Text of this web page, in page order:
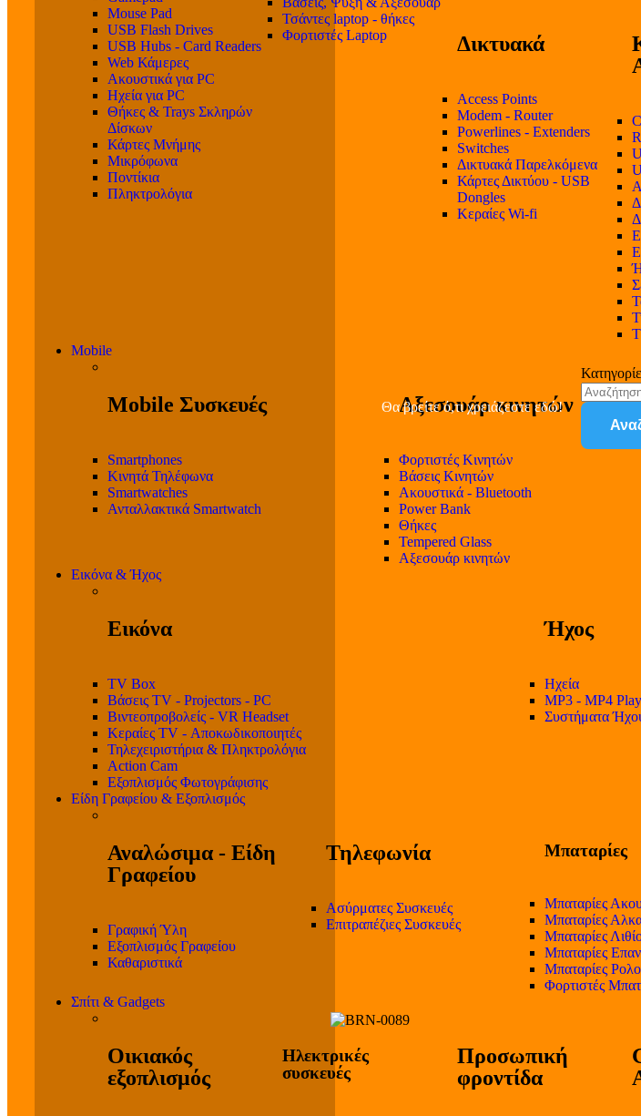
Mouse Pad
USB Flash Drives
USB Hubs - Card Readers
Web Κάμερες
Ακουστικά για PC
Ηχεία για PC
Θήκες & Trays Σκληρών
Δίσκων
Κάρτες Μνήμης
Μικρόφωνα
Ποντίκια
Πληκτρολόγια
Τσάντες laptop - θήκες
Φορτιστές Laptop
Δικτυακά
Access Points
Modem - Router
Powerlines - Extenders
Switches
Δικτυακά Παρελκόμενα
Κάρτες Δικτύου - USB
Dongles
Κεραίες Wi-fi
Mobile
Mobile Συσκευές
Smartphones
Κινητά Τηλέφωνα
Smartwatches
Ανταλλακτικά Smartwatch
Αξεσουάρ κινητών
Φορτιστές Κινητών
Βάσεις Κινητών
Ακουστικά - Bluetooth
Power Bank
Θήκες
Tempered Glass
Αξεσουάρ κινητών
Εικόνα & Ήχος
Εικόνα
TV Box
Βάσεις TV - Projectors - PC
Βιντεοπροβολείς - VR Headset
Κεραίες TV - Αποκωδικοποιητές
Τηλεχειριστήρια & Πληκτρολόγια
Action Cam
Εξοπλισμός Φωτογράφισης
Ήχος
Ηχεία
MP3 - MP4
Συστήματα
Είδη Γραφείου & Εξοπλισμός
Αναλώσιμα - Είδη
Γραφείου
Γραφική Ύλη
Εξοπλισμός Γραφείου
Καθαριστικά
Τηλεφωνία
Ασύρματες Συσκευές
Επιτραπέζιες Συσκευές
Μπαταρίες
Μπαταρίες
Μπαταρίες
Μπαταρίες
Μπαταρίες
Μπαταρίες
Φορτιστές
Σπίτι & Gadgets
Οικιακός
εξοπλισμός
Ηλεκτρικές
συσκευές
Προσωπική
φροντίδα
Θα βρείτε ό,τι χρειάζεστε εδώ!